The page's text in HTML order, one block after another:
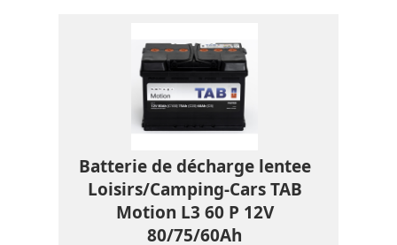
Batterie de décharge lentee
Loisirs/Camping-Cars TAB
Motion L3 60 P 12V
80/75/60Ah